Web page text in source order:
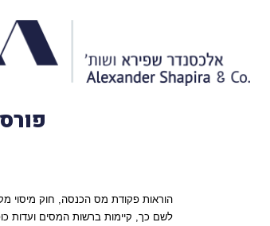
הוראות פקודת מס הכנסה, חוק מיסוי
לשם כך, קיימות ברשות המסים ועדות